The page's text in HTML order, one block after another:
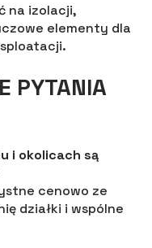
na izolacji,
elementy dla
PYTANIA
i okolicach są
cenowo ze
działki i wspólne